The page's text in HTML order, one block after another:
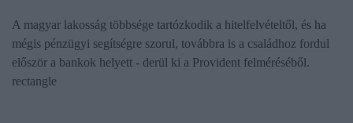
A magyar lakosság többsége tartózkodik a hitelfelvételtől, és ha
mégis pénzügyi segítségre szorul, továbbra is a családhoz fordul
először a bankok helyett - derül ki a Provident felméréséből.
rectangle